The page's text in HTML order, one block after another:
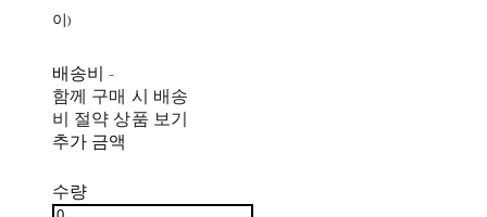
이)
배송비-
함께 구매 시 배송
비 절약 상품 보기
추가 금액
수량